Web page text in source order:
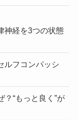
神経を3つの状態
ルフコンパッシ
？“もっと良く”が